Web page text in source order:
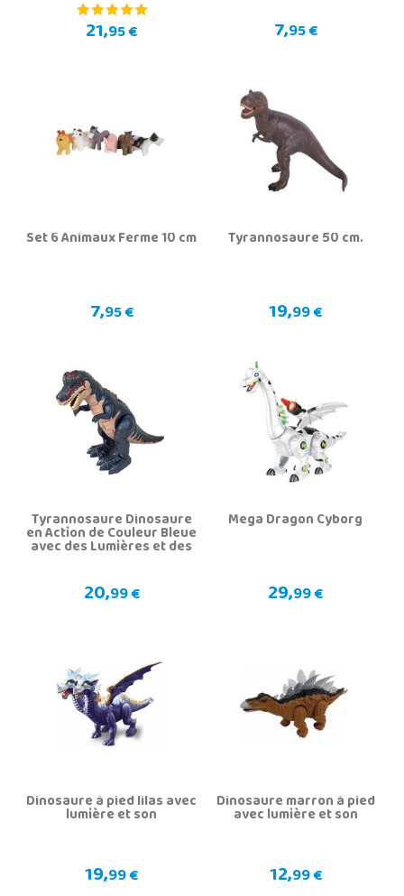
21,95 € 7,95 €
Set 6 Animaux Ferme 10 cm
7,95 €
Tyrannosaure 50 cm.
19,99 €
Tyrannosaure Dinosaure
en Action de Couleur Bleue
avec des Lumières et des
20,99 €
Mega Dragon Cyborg
29,99 €
Dinosaure à pied lilas avec
lumière et son
19,99 €
Dinosaure marron à pied
avec lumière et son
12,99 €